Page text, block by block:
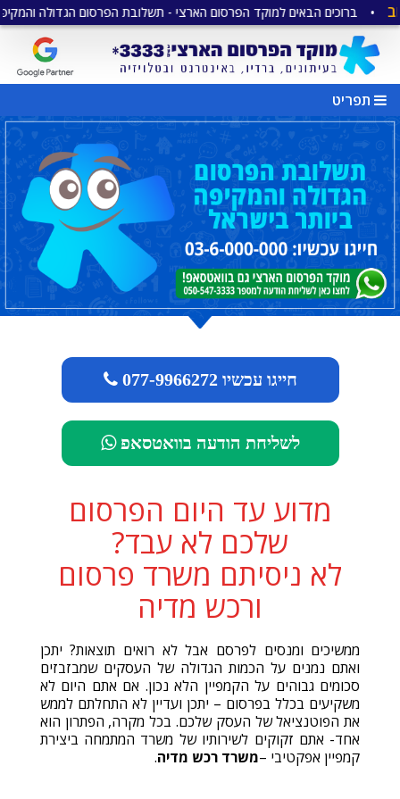
ברוכים הבאים למוקד הפרסום הארצי - תשלובת הפרסום הגדולה והמקיפה
תפריט
חייגו עכשיו 077-9966272
לשליחת הודעה בוואטסאפ
מדוע עד היום הפרסום
שלכם לא עבד?
לא ניסיתם משרד פרסום
ורכש מדיה
ממשיכים ומנסים לפרסם אבל לא רואים תוצאות? יתכן
ואתם נמנים על הכמות הגדולה של העסקים שמבזבזים
סכומים גבוהים על הקמפיין הלא נכון. אם אתם היום לא
משקיעים בכלל בפרסום – יתכן ועדיין לא התחלתם לממש
את הפוטנציאל של העסק שלכם. בכל מקרה, הפתרון הוא
אחד- אתם זקוקים לשירותיו של משרד המתמחה ביצירת
קמפיין אפקטיבי –משרד רכש מדיה.